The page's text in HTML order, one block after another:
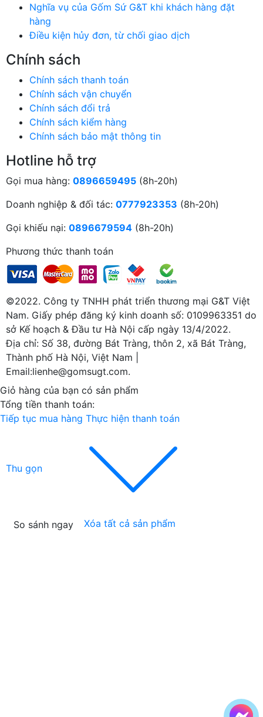
Nghĩa vụ của Gốm Sứ G&T khi khách hàng đặt
hàng
Điều kiện hủy đơn, từ chối giao dịch
Chính sách
Chính sách thanh toán
Chính sách vận chuyển
Chính sách đổi trả
Chính sách kiểm hàng
Chính sách bảo mật thông tin
Hotline hỗ trợ
Gọi mua hàng: 0896659495 (8h-20h)
Doanh nghiệp & đối tác: 0777923353 (8h-20h)
Gọi khiếu nại: 0896679594 (8h-20h)
Phương thức thanh toán
©2022. Công ty TNHH phát triển thương mại G&T Việt
Nam. Giấy phép đăng ký kinh doanh số: 0109963351 do
sở Kế hoạch & Đầu tư Hà Nội cấp ngày 13/4/2022.
Địa chỉ: Số 38, đường Bát Tràng, thôn 2, xã Bát Tràng,
Thành phố Hà Nội, Việt Nam |
Email:lienhe@gomsugt.com.
Giỏ hàng của bạn có sản phẩm
Tổng tiền thanh toán:
Tiếp tục mua hàng Thực hiện thanh toán
Thu gọn
So sánh ngay Xóa tất cả sản phẩm